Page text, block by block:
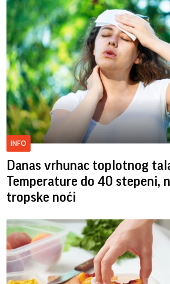
INFO
Danas vrhunac toplotnog
Temperature do 40 stepeni,
tropske noći